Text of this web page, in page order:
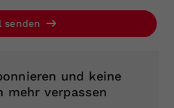
senden
und keine
mehr verpassen